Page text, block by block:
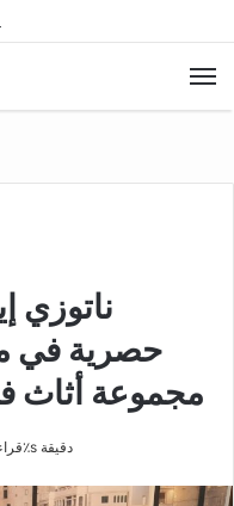
ناتوزي
حصرية في
مجموعة أثاث
قراءة٪s دقيقة